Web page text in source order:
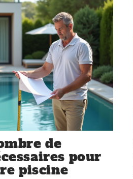
de
pour
piscine